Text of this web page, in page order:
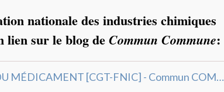
nationale des industries chimiques
lien sur le blog deCommun Commune:
LE DOSSIER NOIR DU MÉDICAMENT [CGT-FNIC] - Commun COMMUNE [le blog d'El Diablo]